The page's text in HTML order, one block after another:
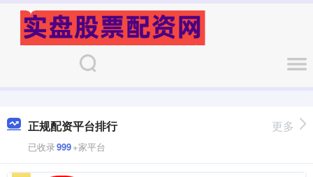
正规配资平台排行
已收录999+家平台
更多